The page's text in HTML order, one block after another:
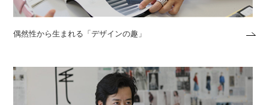
偶然性から生まれる「デザインの趣」